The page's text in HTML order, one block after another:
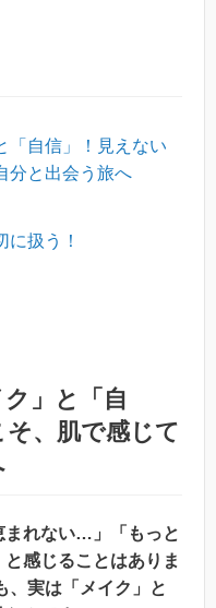
「自信」！見えない
分と出会う旅へ
扱う！
」と「自
、肌で感じて
まれない…」「もっと
感じることはありま
、実は「メイク」と